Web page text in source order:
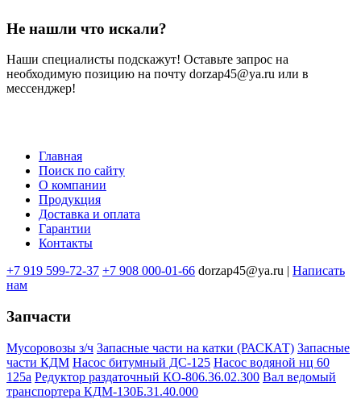
Не нашли что искали?
Наши специалисты подскажут! Оставьте запрос на
необходимую позицию на почту dorzap45@ya.ru или в
мессенджер!
Меню
подвале
Главная
Поиск по сайту
О компании
Продукция
Доставка и оплата
Гарантии
Контакты
+7 919 599-72-37 +7 908 000-01-66 dorzap45@ya.ru | Написать
нам
Запчасти
Мусоровозы з/ч Запасные части на катки (РАСКАТ) Запасные
части КДМ Насос битумный ДС-125 Насос водяной нц 60
125а Редуктор раздаточный КО-806.36.02.300 Вал ведомый
транспортера КДМ-130Б.31.40.000